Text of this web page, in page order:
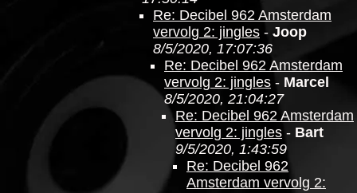
Re: Decibel 962 Amsterdam
vervolg 2: jingles - Joop
8/5/2020, 17:07:36
Re: Decibel 962 Amsterdam
vervolg 2: jingles - Marcel
8/5/2020, 21:04:27
Re: Decibel 962 Amsterdam
vervolg 2: jingles - Bart
9/5/2020, 1:43:59
Re: Decibel 962
Amsterdam vervolg 2: